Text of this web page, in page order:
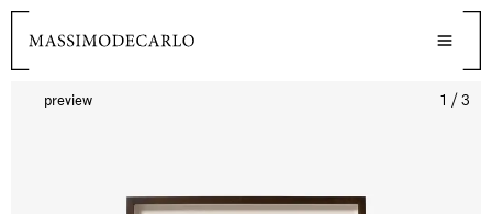
preview 1 / 3